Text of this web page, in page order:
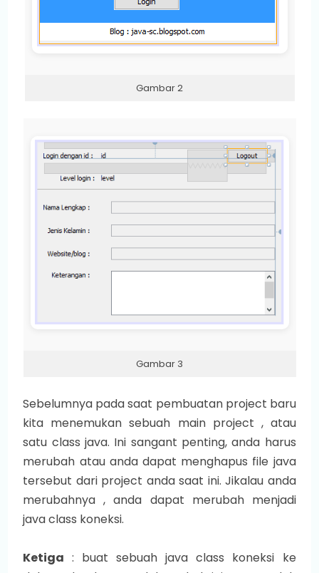
Gambar 2
Gambar 3
Sebelumnya pada saat pembuatan project baru
kita menemukan sebuah main project , atau
satu class java. Ini sangant penting, anda harus
merubah atau anda dapat menghapus file java
tersebut dari project anda saat ini. Jikalau anda
merubahnya , anda dapat merubah menjadi
java class koneksi.
Ketiga : buat sebuah java class koneksi ke